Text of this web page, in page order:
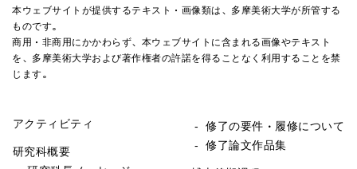
本ウェブサイトが提供するテキスト・画像類は、多摩美術大学が所管する
ものです。
商用・非商用にかかわらず、本ウェブサイトに含まれる画像やテキスト
を、多摩美術大学および著作権者の許諾を得ることなく利用することを禁
じます。
アクティビティ
研究科概要
- 修了の要件・履修について
- 修了論文作品集